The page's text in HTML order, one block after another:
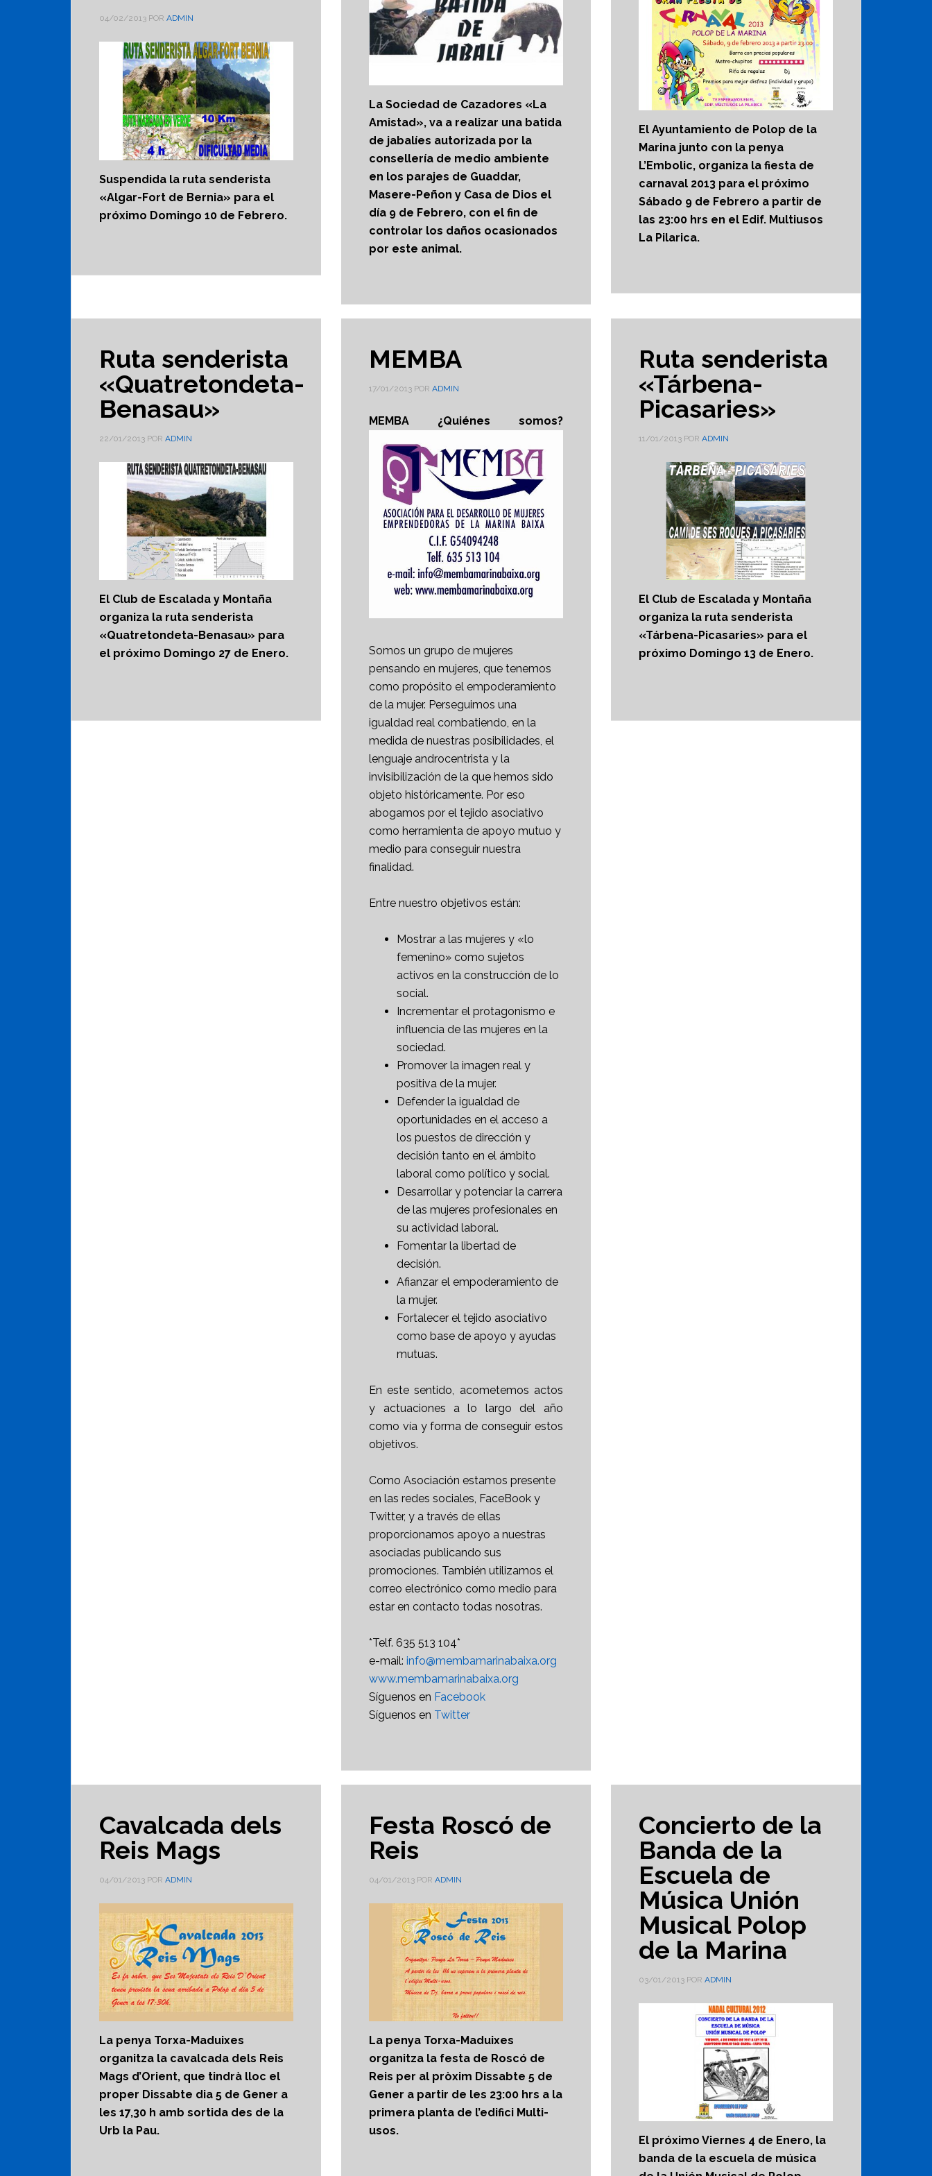
04/02/2013 POR ADMIN
Suspendida la ruta senderista
«Algar-Fort de Bernia» para el
próximo Domingo 10 de Febrero.
La Sociedad de Cazadores «La
Amistad», va a realizar una batida
de jabalíes autorizada por la
consellería de medio ambiente
en los parajes de Guaddar,
Masere-Peñon y Casa de Dios el
día 9 de Febrero, con el fin de
controlar los daños ocasionados
por este animal.
El Ayuntamiento de Polop de la
Marina junto con la penya
L’Embolic, organiza la fiesta de
carnaval 2013 para el próximo
Sábado 9 de Febrero a partir de
las 23:00 hrs en el Edif. Multiusos
La Pilarica.
Ruta senderista
«Quatretondeta-
Benasau»
22/01/2013 POR ADMIN
El Club de Escalada y Montaña
organiza la ruta senderista
«Quatretondeta-Benasau» para
el próximo Domingo 27 de Enero.
MEMBA
17/01/2013 PORADMIN
MEMBA ¿Quiénes somos?
Somos un grupo de mujeres
pensando en mujeres, que tenemos
como propósito el empoderamiento
de la mujer. Perseguimos una
igualdad real combatiendo, en la
medida de nuestras posibilidades, el
lenguaje androcentrista y la
invisibilización de la que hemos sido
objeto históricamente. Por eso
abogamos por el tejido asociativo
como herramienta de apoyo mutuo y
medio para conseguir nuestra
finalidad.
Entre nuestro objetivos están:
Mostrar a las mujeres y «lo
femenino» como sujetos
activos en la construcción de lo
social.
Incrementar el protagonismo e
influencia de las mujeres en la
sociedad.
Promover la imagen real y
positiva de la mujer.
Defender la igualdad de
oportunidades en el acceso a
los puestos de dirección y
decisión tanto en el ámbito
laboral como político y social.
Desarrollar y potenciar la carrera
de las mujeres profesionales en
su actividad laboral.
Fomentar la libertad de
decisión.
Afianzar el empoderamiento de
la mujer.
Fortalecer el tejido asociativo
como base de apoyo y ayudas
mutuas.
En este sentido, acometemos actos
y actuaciones a lo largo del año
como vía y forma de conseguir estos
objetivos.
Como Asociación estamos presente
en las redes sociales, FaceBook y
Twitter, y a través de ellas
proporcionamos apoyo a nuestras
asociadas publicando sus
promociones. También utilizamos el
correo electrónico como medio para
estar en contacto todas nosotras.
*Telf. 635 513 104*
e-mail:info@membamarinabaixa.org
www.membamarinabaixa.org
Síguenos en Facebook
Síguenos en Twitter
Ruta senderista
«Tárbena-
Picasaries»
11/01/2013 PORADMIN
El Club de Escalada y Montaña
organiza la ruta senderista
«Tárbena-Picasaries» para el
próximo Domingo 13 de Enero.
Cavalcada dels
Reis Mags
04/01/2013 POR ADMIN
La penya Torxa-Maduixes
organitza la cavalcada dels Reis
Mags d’Orient, que tindrà lloc el
proper Dissabte dia 5 de Gener a
les 17,30 h amb sortida des de la
Urb la Pau.
Festa Roscó de
Reis
04/01/2013 PORADMIN
La penya Torxa-Maduixes
organitza la festa de Roscó de
Reis per al pròxim Dissabte 5 de
Gener a partir de les 23:00 hrs a la
primera planta de l’edifici Multi-
usos.
Concierto de la
Banda de la
Escuela de
Música Unión
Musical Polop
de la Marina
03/01/2013 PORADMIN
El próximo Viernes 4 de Enero, la
banda de la escuela de música